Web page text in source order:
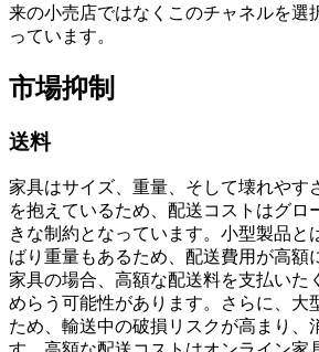
来の小売店ではなくこのチャネルを選
っています。
市場抑制
送料
家具はサイズ、重量、そして壊れやす
を抱えているため、配送コストはグロ
きな制約となっています。小型製品と
ばり重量もあるため、配送費用が高額
家具の場合、高額な配送料を支払いた
めらう可能性があります。さらに、大
ため、輸送中の破損リスクが高まり、